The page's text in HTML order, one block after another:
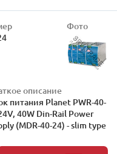
Фото
описание
питания Planet PWR-40-
40W Din-Rail Power
(MDR-40-24) - slim type